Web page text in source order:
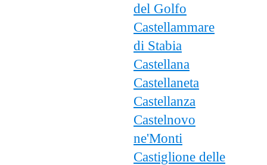
del Golfo
Castellammare
di Stabia
Castellana
Castellaneta
Castellanza
Castelnovo
ne'Monti
Castiglione delle